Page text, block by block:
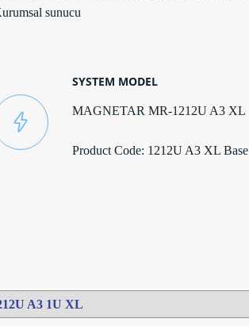
sunucu
SYSTEM MODEL
MAGNETAR MR-1212U A3 XL
Product Code: 1212U A3 XL Base
A3 1U XL